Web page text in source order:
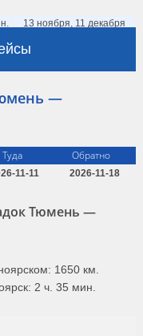
13 ноября, 11 декабря
25, 28 октября, 1, 4, 8, 11,
30 декабря, …
вт по 29.09, кроме 25.08
—
Туда Обратно
11-11 2026-11-18
Тюмень —
1650 км.
2 ч. 35 мин.